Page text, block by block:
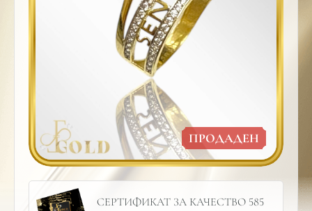
ПРОДАДЕН
СЕРТИФИКАТ ЗА КАЧЕСТВО 585